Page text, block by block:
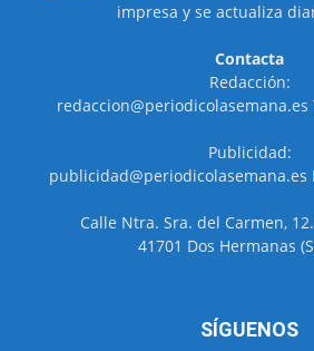
impresa y se actualiza
Contacta
Redacción:
redaccion@periodicolasemana.es
Publicidad:
publicidad@periodicolasemana.es
Calle Ntra. Sra. del Carmen,
41701 Dos Hermanas
SÍGUENOS